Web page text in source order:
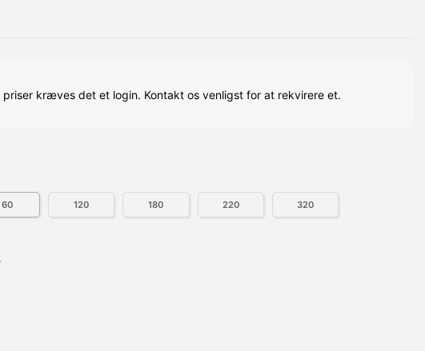
priser kræves det et login. Kontakt os venligst for at rekvirere et.
60 120 180 220 320